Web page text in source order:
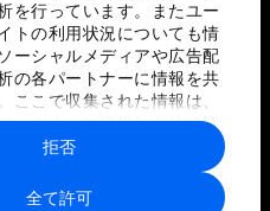
を行っています。またユー
トの利用状況についても情
ーシャルメディアや広告配
の各パートナーに情報を共
ここで収集された情報は、
ートナーに提供した他の情
ーのサービスを使用した際
報と組み合わされ、各パー
使用されることがありま
全て許可
拒否